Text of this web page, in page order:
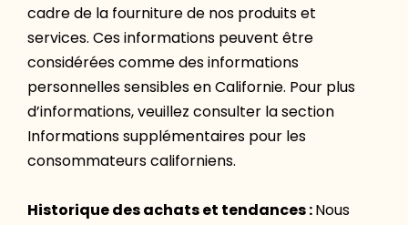
cadre de la fourniture de nos produits et
services. Ces informations peuvent être
considérées comme des informations
personnelles sensibles en Californie. Pour plus
d’informations, veuillez consulter la section
Informations supplémentaires pour les
consommateurs californiens.
Historique des achats et tendances :Nous